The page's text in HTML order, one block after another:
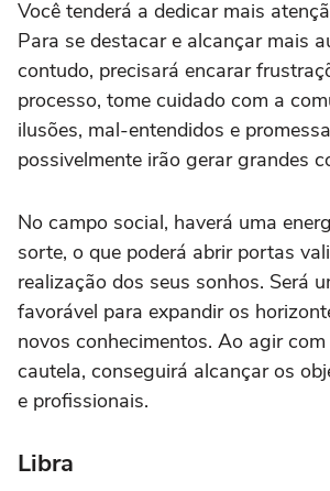
Você tenderá a dedicar mais
Para se destacar e alcançar mais
contudo, precisará encarar
processo, tome cuidado com a
ilusões, mal-entendidos e
possivelmente irão gerar grandes
No campo social, haverá uma
sorte, o que poderá abrir portas
realização dos seus sonhos. Será
favorável para expandir os
novos conhecimentos. Ao agir
cautela, conseguirá alcançar os
e profissionais.
Libra